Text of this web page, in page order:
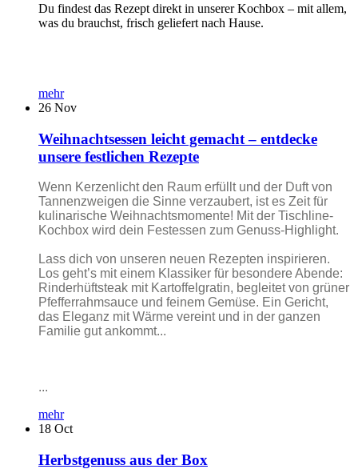
Du findest das Rezept direkt in unserer Kochbox – mit allem,
was du brauchst, frisch geliefert nach Hause.
mehr
26 Nov
Weihnachtsessen leicht gemacht – entdecke
unsere festlichen Rezepte
Wenn Kerzenlicht den Raum erfüllt und der Duft von
Tannenzweigen die Sinne verzaubert, ist es Zeit für
kulinarische Weihnachtsmomente! Mit der Tischline-
Kochbox wird dein Festessen zum Genuss-Highlight.
Lass dich von unseren neuen Rezepten inspirieren.
Los geht’s mit einem Klassiker für besondere Abende:
Rinderhüftsteak mit Kartoffelgratin, begleitet von grüner
Pfefferrahmsauce und feinem Gemüse. Ein Gericht,
das Eleganz mit Wärme vereint und in der ganzen
Familie gut ankommt...
...
mehr
18 Oct
Herbstgenuss aus der Box